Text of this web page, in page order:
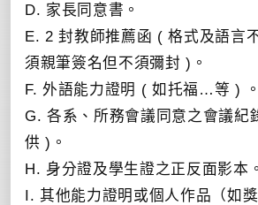
D. 家長同意書。
E. 2 封教師推薦函 ( 格式及語言
須親筆簽名但不須彌封 )。
F. 外語能力證明 ( 如托福…等 ) 。
G. 各系、所務會議同意之會議紀
供 )。
H. 身分證及學生證之正反面影本。
I. 其他能力證明或個人作品（如